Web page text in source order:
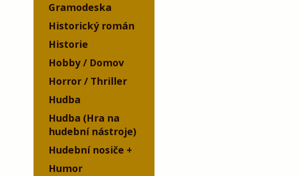
Gramodeska
Historický román
Historie
Hobby / Domov
Horror / Thriller
Hudba
Hudba (Hra na
hudební nástroje)
Hudební nosiče
Humor